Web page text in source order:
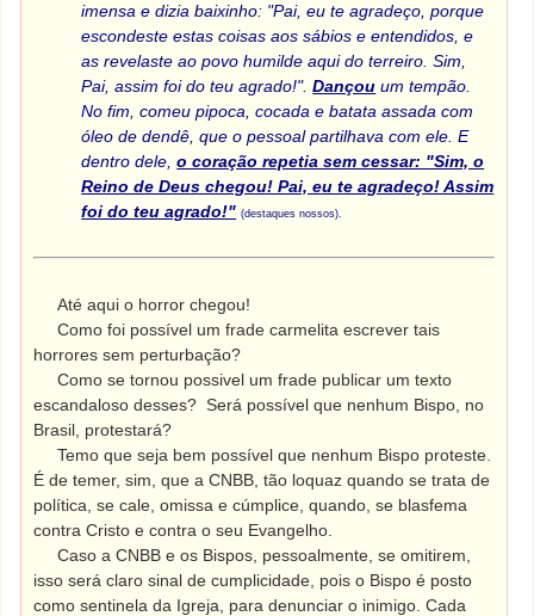
imensa e dizia baixinho: "Pai, eu te agradeço, porque
escondeste estas coisas aos sábios e entendidos, e
as revelaste ao povo humilde aqui do terreiro. Sim,
Pai, assim foi do teu agrado!".Dançou um tempão.
No fim, comeu pipoca, cocada e batata assada com
óleo de dendê, que o pessoal partilhava com ele. E
dentro dele,o coração repetia sem cessar: "Sim, o
Reino de Deus chegou! Pai, eu te agradeço! Assim
foi do teu agrado!" (destaques nossos).
Até aqui o horror chegou!
Como foi possível um frade carmelita escrever tais
horrores sem perturbação?
Como se tornou possivel um frade publicar um texto
escandaloso desses? Será possível que nenhum Bispo, no
Brasil, protestará?
Temo que seja bem possível que nenhum Bispo proteste.
É de temer, sim, que a CNBB, tão loquaz quando se trata de
política, se cale, omissa e cúmplice, quando, se blasfema
contra Cristo e contra o seu Evangelho.
Caso a CNBB e os Bispos, pessoalmente, se omitirem,
isso será claro sinal de cumplicidade, pois o Bispo é posto
como sentinela da Igreja, para denunciar o inimigo. Cada